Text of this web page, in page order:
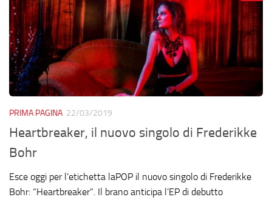
PRIMA PAGINA 22/03/2019
Heartbreaker, il nuovo singolo di Frederikke
Bohr
Esce oggi per l’etichetta laPOP il nuovo singolo di Frederikke
Bohr: “Heartbreaker”. Il brano anticipa l’EP di debutto